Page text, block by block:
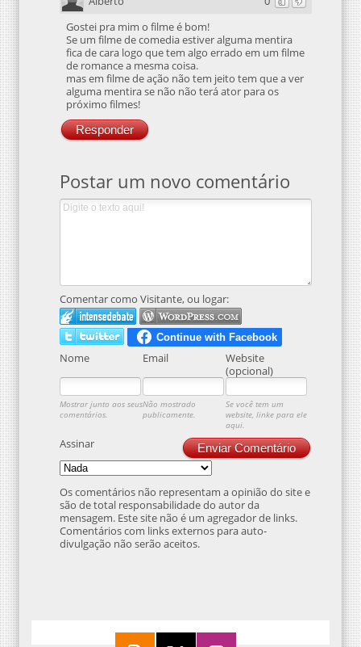
Gostei pra mim o filme é bom!
Se um filme de comedia estiver alguma mentira
fica de cara logo que tem algo errado em um filme
de romance a mesma coisa.
mas em filme de ação não tem jeito tem que a ver
alguma mentira se não não terá ator para os
próximo filmes!
Responder
Postar um novo comentário
Comentar como Visitante, ou logar:
Nome Email
Website
(opcional)
Mostrar junto aos seus
comentários.
Não mostrado
publicamente.
Se você tem um
website, linke para ele
aqui.
Enviar Comentário
Assinar
Os comentários não representam a opinião do site e
são de total responsabilidade do autor da
mensagem. Este site não é um agregador de links.
Comentários com links externos para auto-
divulgação não serão aceitos.